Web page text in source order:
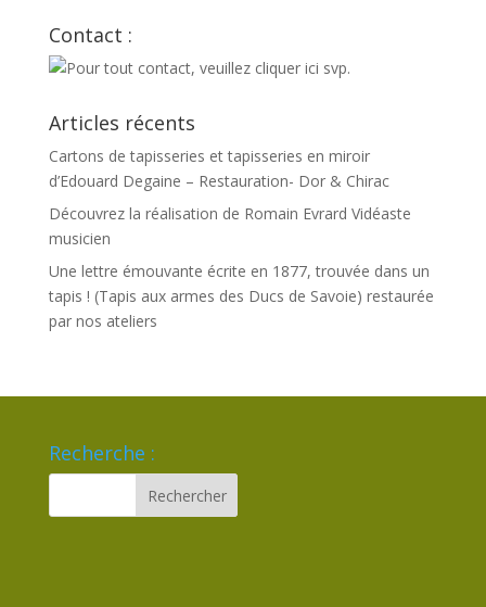
Contact :
Articles récents
Cartons de tapisseries et tapisseries en miroir
d’Edouard Degaine – Restauration- Dor & Chirac
Découvrez la réalisation de Romain Evrard Vidéaste
musicien
Une lettre émouvante écrite en 1877, trouvée dans un
tapis ! (Tapis aux armes des Ducs de Savoie) restaurée
par nos ateliers
Recherche :